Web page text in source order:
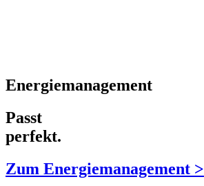
Energiemanagement
Passt
perfekt.
Zum Energiemanagement >